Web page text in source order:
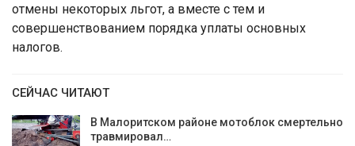
отмены некоторых льгот, а вместе с тем и
совершенствованием порядка уплаты основных
налогов.
СЕЙЧАС ЧИТАЮТ
В Малоритском районе мотоблок смертельно
травмировал…